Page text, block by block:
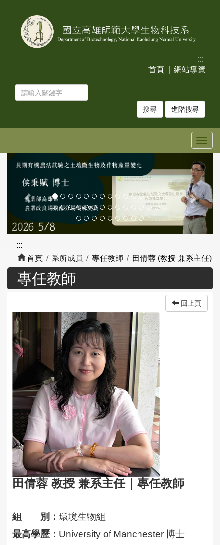
:::
首頁
網站導覽
進階搜尋
張
下
一
張
:::
首頁
系所成員 專任教師 田倩蓉 (教授 兼系主任)
專任教師
回上頁
田倩蓉 教授 兼系主任｜ 專任教師
組 別： 環境生物組
最高學歷： University of Manchester 博士